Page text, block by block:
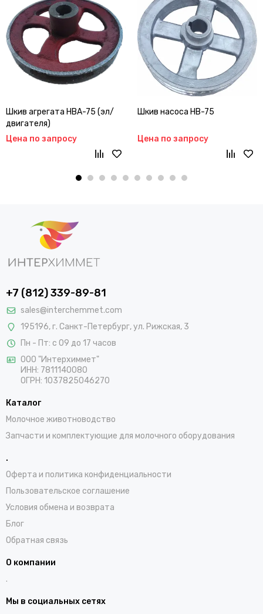
Шкив агрегата НВА-75 (эл/
двигателя)
Цена по запросу
Шкив насоса НВ-75
Цена по запросу
+7 (812) 339-89-81
sales@interchemmet.com
195196, г. Санкт-Петербург, ул. Рижская, 3
Пн - Пт: с 09 до 17 часов
ООО "Интерхиммет"
ИНН: 7811140080
ОГРН: 1037825046270
Каталог
Молочное животноводство
Запчасти и комплектующие для молочного оборудования
.
Оферта и политика конфиденциальности
Пользовательское соглашение
Условия обмена и возврата
Блог
Обратная связь
О компании
.
Мы в социальных сетях